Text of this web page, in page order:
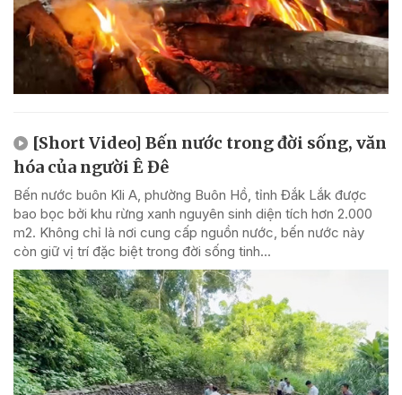
[Short Video] Bến nước trong đời sống, văn
hóa của người Ê Đê
Bến nước buôn Kli A, phường Buôn Hồ, tỉnh Đắk Lắk được
bao bọc bởi khu rừng xanh nguyên sinh diện tích hơn 2.000
m2. Không chỉ là nơi cung cấp nguồn nước, bến nước này
còn giữ vị trí đặc biệt trong đời sống tinh...